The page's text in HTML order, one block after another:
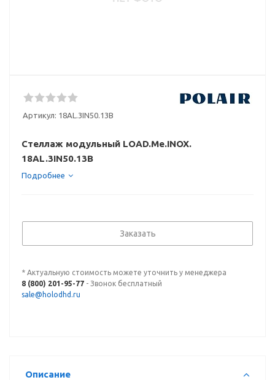
Артикул: 18AL.3IN50.13B
Стеллаж модульный LOAD.Me.INOX.
18AL.3IN50.13B
Подробнее
Заказать
* Актуальную стоимость можете уточнить у менеджера
8 (800) 201-95-77 - Звонок бесплатный
sale@holodhd.ru
Описание